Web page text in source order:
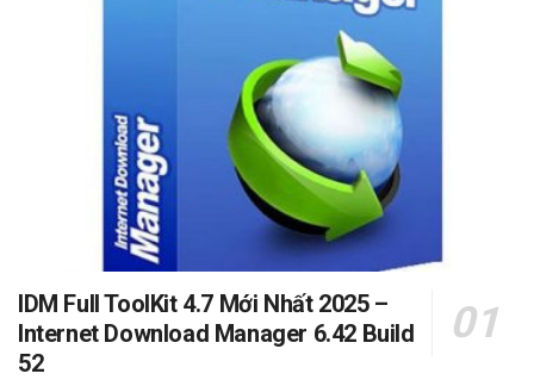
IDM Full ToolKit 4.7 Mới Nhất 2025 –
Internet Download Manager 6.42 Build
52